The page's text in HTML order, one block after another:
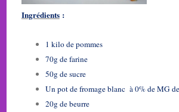
Ingrédients:
1 kilo de pommes
70g de farine
50g de sucre
Un pot de fromage blanc à 0% de MG
20g de beurre